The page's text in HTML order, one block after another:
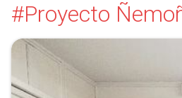
#Proyecto